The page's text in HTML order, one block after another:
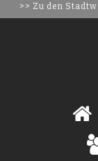
>> Zu den